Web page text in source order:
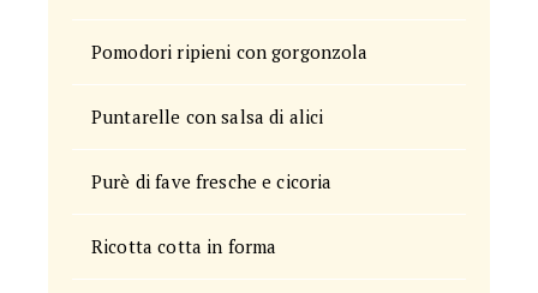
Pomodori ripieni con gorgonzola
Puntarelle con salsa di alici
Purè di fave fresche e cicoria
Ricotta cotta in forma